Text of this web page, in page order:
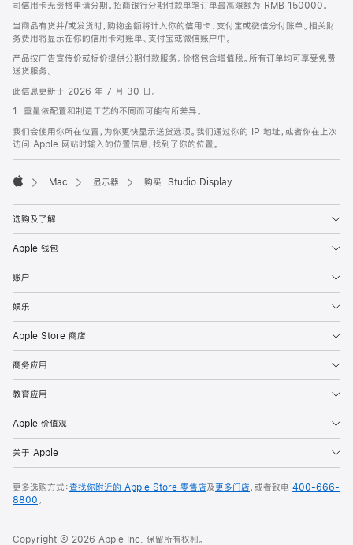
司信用卡无资格申请分期。招商银行分期付款单笔订单最高限额为 RMB 150000。
当商品有货并/或发货时，购物金额将计入你的信用卡、支付宝或微信分付账单。相关财
务费用将显示在你的信用卡对账单、支付宝或微信账户中。
产品按广告宣传价或标价提供分期付款服务。价格包含增值税。所有订单均可享受免费
送货服务。
此信息更新于 2026 年 7 月 30 日。
1. 重量依配置和制造工艺的不同而可能有所差异。
我们会使用你所在位置，为你更快显示送货选项。我们通过你的 IP 地址，或者你在上次
访问 Apple 网站时输入的位置信息，找到了你的位置。
Mac 显示器 购买 Studio Display
选购及了解
Apple 钱包
账户
娱乐
Apple Store 商店
商务应用
教育应用
Apple 价值观
关于 Apple
更多选购方式：查找你附近的 Apple Store 零售店及更多门店，或者致电 400-666-
8800。
Copyright © 2026 Apple Inc. 保留所有权利。